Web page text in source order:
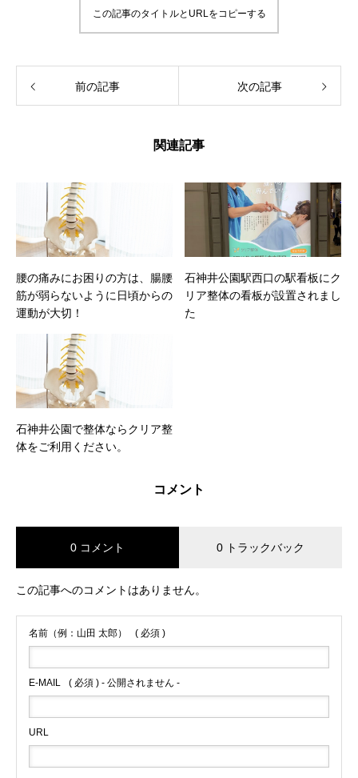
この記事のタイトルとURLをコピーする
前の記事 次の記事
関連記事
腰の痛みにお困りの方は、腸腰
筋が弱らないように日頃からの
運動が大切！
石神井公園駅西口の駅看板にク
リア整体の看板が設置されまし
た
石神井公園で整体ならクリア整
体をご利用ください。
コメント
0 コメント 0 トラックバック
この記事へのコメントはありません。
名前（例：山田 太郎） ( 必須 )
E-MAIL ( 必須 ) - 公開されません -
URL